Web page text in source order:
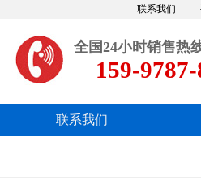
联系我们
全国24小时销售热
159-
联系我们